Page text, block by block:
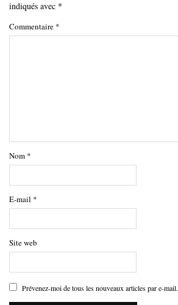
indiqués avec *
Commentaire *
Nom *
E-mail *
Site web
Prévenez-moi de tous les nouveaux articles par e-mail.